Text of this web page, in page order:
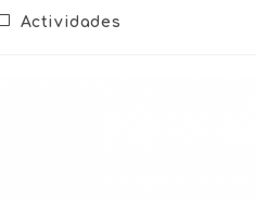
Actividades